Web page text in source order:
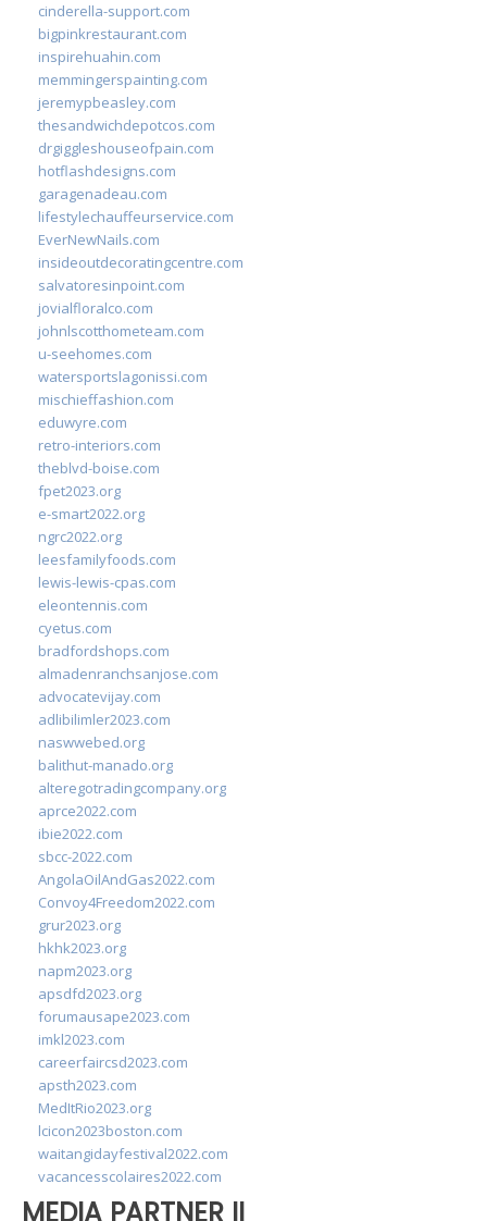
cinderella-support.com
bigpinkrestaurant.com
inspirehuahin.com
memmingerspainting.com
jeremypbeasley.com
thesandwichdepotcos.com
drgiggleshouseofpain.com
hotflashdesigns.com
garagenadeau.com
lifestylechauffeurservice.com
EverNewNails.com
insideoutdecoratingcentre.com
salvatoresinpoint.com
jovialfloralco.com
johnlscotthometeam.com
u-seehomes.com
watersportslagonissi.com
mischieffashion.com
eduwyre.com
retro-interiors.com
theblvd-boise.com
fpet2023.org
e-smart2022.org
ngrc2022.org
leesfamilyfoods.com
lewis-lewis-cpas.com
eleontennis.com
cyetus.com
bradfordshops.com
almadenranchsanjose.com
advocatevijay.com
adlibilimler2023.com
naswwebed.org
balithut-manado.org
alteregotradingcompany.org
aprce2022.com
ibie2022.com
sbcc-2022.com
AngolaOilAndGas2022.com
Convoy4Freedom2022.com
grur2023.org
hkhk2023.org
napm2023.org
apsdfd2023.org
forumausape2023.com
imkl2023.com
careerfaircsd2023.com
apsth2023.com
MedItRio2023.org
lcicon2023boston.com
waitangidayfestival2022.com
vacancesscolaires2022.com
MEDIA PARTNER II